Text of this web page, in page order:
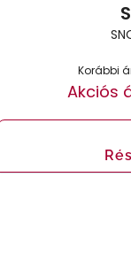
Korábbi
Akciós